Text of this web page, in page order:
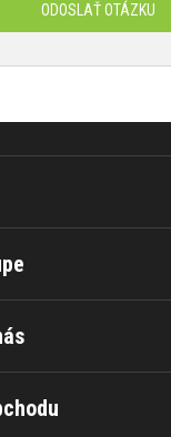
ODOSLAŤ OTÁZKU